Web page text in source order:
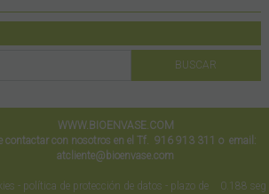
WWW.BIOENVASE.COM
contactar con nosotros en el Tf. 916 913 311 o email:
atcliente@bioenvase.com
- política de protección de datos - plazo de 0.188 seg